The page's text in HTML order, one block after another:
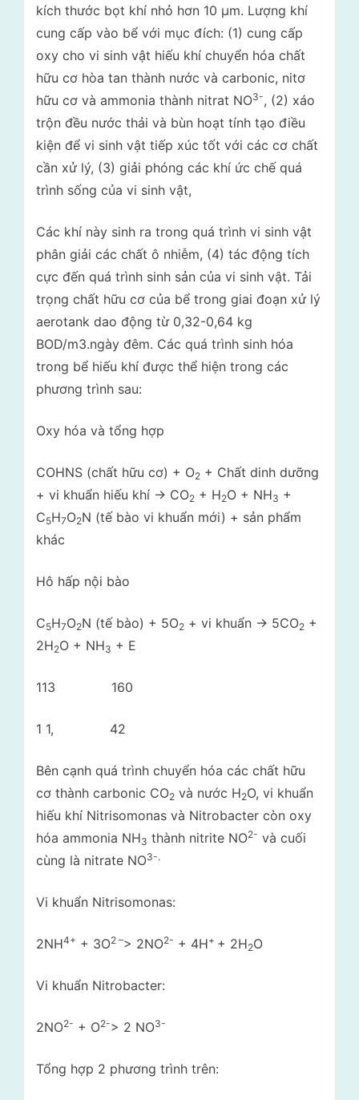
kích thước bọt khí nhỏ hơn 10 µm. Lượng khí
cung cấp vào bể với mục đích: (1) cung cấp
oxy cho vi sinh vật hiếu khí chuyển hóa chất
hữu cơ hòa tan thành nước và carbonic, nitơ
hữu cơ và ammonia thành nitrat NO3-, (2) xáo
trộn đều nước thải và bùn hoạt tính tạo điều
kiện để vi sinh vật tiếp xúc tốt với các cơ chất
cần xử lý, (3) giải phóng các khí ức chế quá
trình sống của vi sinh vật,
Các khí này sinh ra trong quá trình vi sinh vật
phân giải các chất ô nhiễm, (4) tác động tích
cực đến quá trình sinh sản của vi sinh vật. Tải
trọng chất hữu cơ của bể trong giai đoạn xử lý
aerotank dao động từ 0,32-0,64 kg
BOD/m3.ngày đêm. Các quá trình sinh hóa
trong bể hiếu khí được thể hiện trong các
phương trình sau:
Oxy hóa và tổng hợp
COHNS (chất hữu cơ) + O2 + Chất dinh dưỡng
+ vi khuẩn hiếu khí -> CO2 + H2O + NH3 +
C5H7O2N (tế bào vi khuẩn mới) + sản phẩm
khác
Hô hấp nội bào
C5H7O2N (tế bào) + 5O2 + vi khuẩn -> 5CO2 +
2H2O + NH3 + E
113 160
1 1, 42
Bên cạnh quá trình chuyển hóa các chất hữu
cơ thành carbonic CO2 và nước H2O, vi khuẩn
hiếu khí Nitrisomonas và Nitrobacter còn oxy
hóa ammonia NH3 thành nitrite NO2- và cuối
cùng là nitrate NO3-.
Vi khuẩn Nitrisomonas:
2NH4+ + 3O2 –> 2NO2- + 4H+ + 2H2O
Vi khuẩn Nitrobacter:
2NO2- + O2-> 2 NO3-
Tổng hợp 2 phương trình trên: